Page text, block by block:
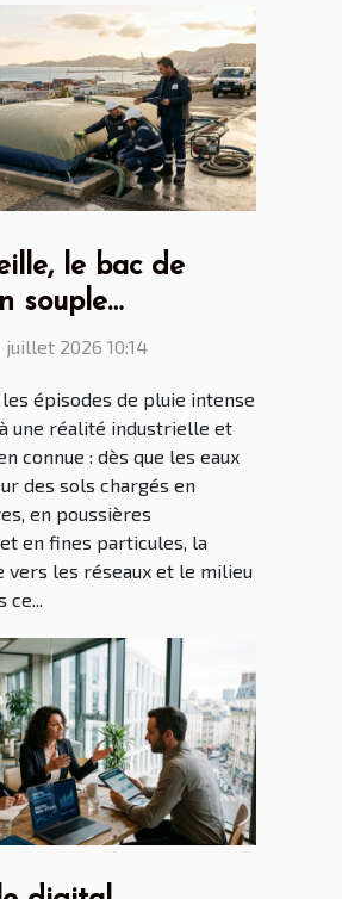
le bac de
souple
la gestion des
2026 10:14
épisodes de pluie intense
une réalité industrielle et
connue : dès que les eaux
des sols chargés en
en poussières
en fines particules, la
vers les réseaux et le milieu
ce...